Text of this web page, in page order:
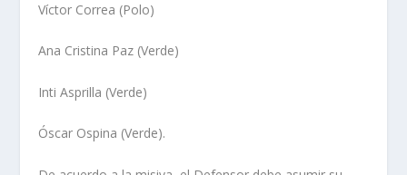
Víctor Correa (Polo)
Ana Cristina Paz (Verde)
Inti Asprilla (Verde)
Óscar Ospina (Verde).